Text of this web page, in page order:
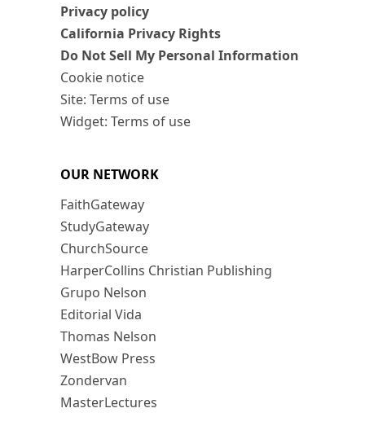
Privacy policy
California Privacy Rights
Do Not Sell My Personal Information
Cookie notice
Site: Terms of use
Widget: Terms of use
OUR NETWORK
FaithGateway
StudyGateway
ChurchSource
HarperCollins Christian Publishing
Grupo Nelson
Editorial Vida
Thomas Nelson
WestBow Press
Zondervan
MasterLectures